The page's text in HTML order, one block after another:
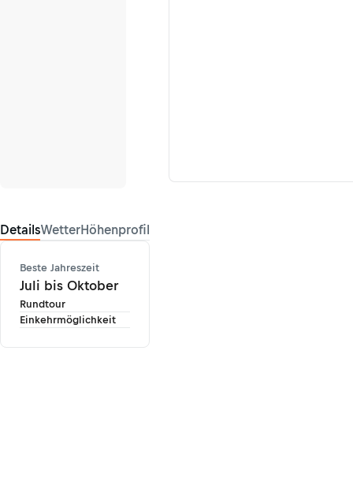
DetailsWetterHöhenprofil
Beste Jahreszeit
Juli bis Oktober
Rundtour
Einkehrmöglichkeit